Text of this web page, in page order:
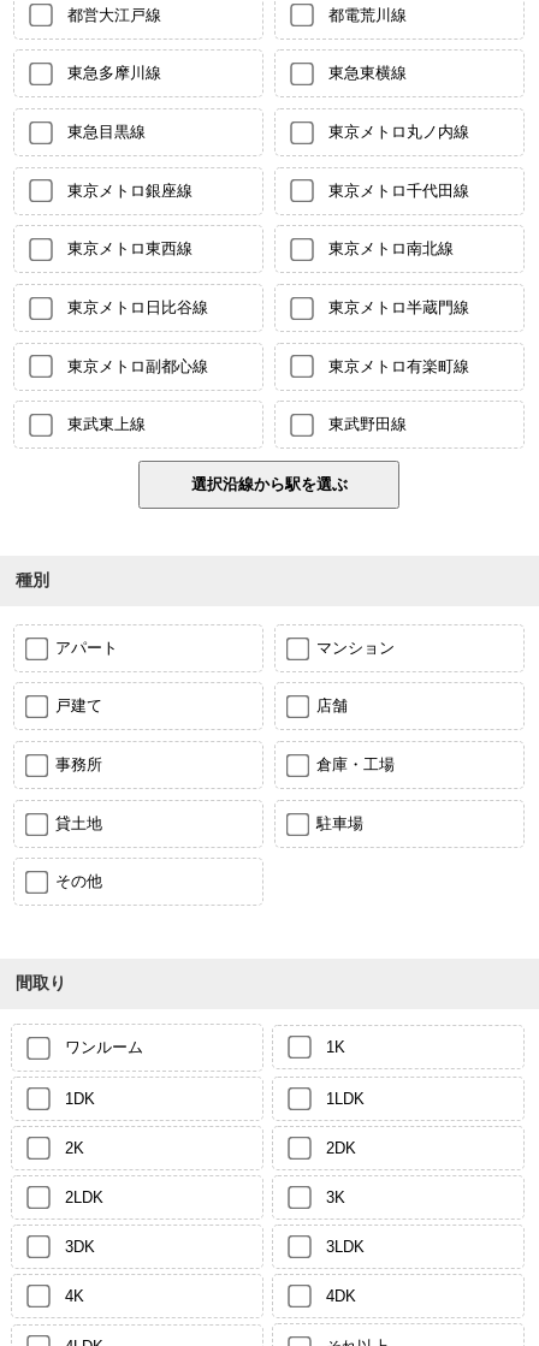
都営大江戸線 都電荒川線
東急多摩川線 東急東横線
東急目黒線 東京メトロ丸ノ内線
東京メトロ銀座線 東京メトロ千代田線
東京メトロ東西線 東京メトロ南北線
東京メトロ日比谷線 東京メトロ半蔵門線
東京メトロ副都心線 東京メトロ有楽町線
東武東上線 東武野田線
種別
アパート マンション
戸建て 店舗
事務所 倉庫・工場
貸土地 駐車場
その他
間取り
ワンルーム 1K
1DK 1LDK
2K 2DK
2LDK 3K
3DK 3LDK
4K 4DK